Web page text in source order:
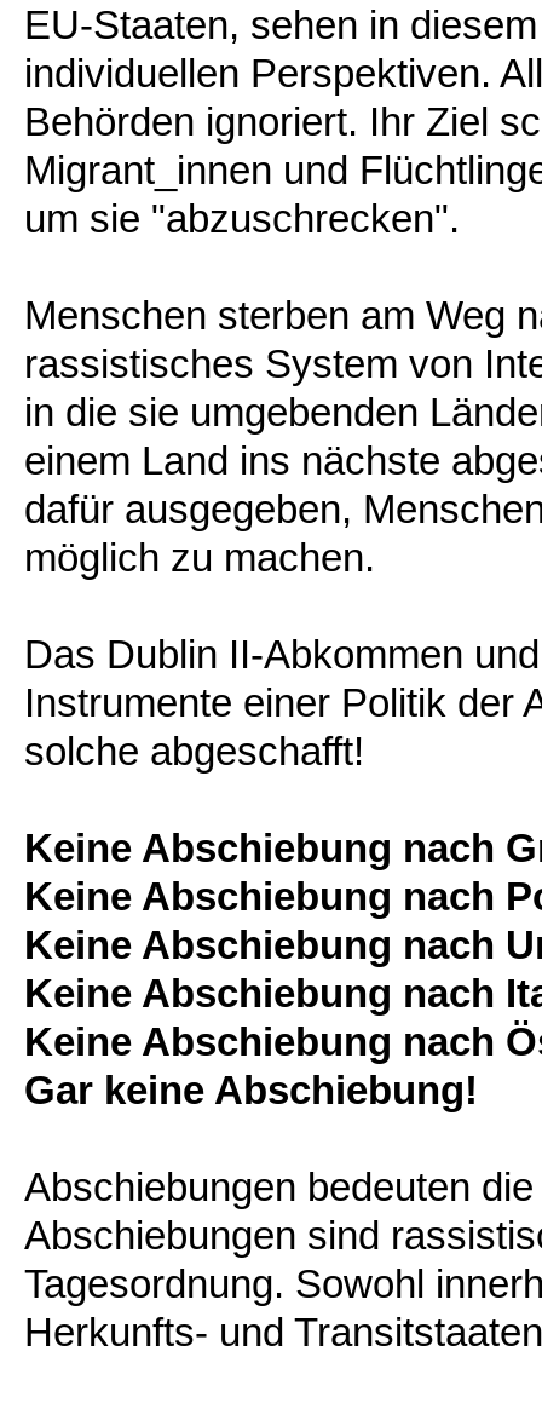
EU-Staaten, sehen in
individuellen Perspektiven.
Behörden ignoriert. Ihr Ziel
Migrant_innen und
um sie "abzuschrecken".
Menschen sterben am Weg
rassistisches System von
in die sie umgebenden
einem Land ins nächste
dafür ausgegeben,
möglich zu machen.
Das Dublin II-Abkommen
Instrumente einer Politik der
solche abgeschafft!
Keine Abschiebung nach
Keine Abschiebung nach
Keine Abschiebung nach
Keine Abschiebung nach
Keine Abschiebung nach
Gar keine Abschiebung!
Abschiebungen bedeuten
Abschiebungen sind
Tagesordnung. Sowohl
Herkunfts- und